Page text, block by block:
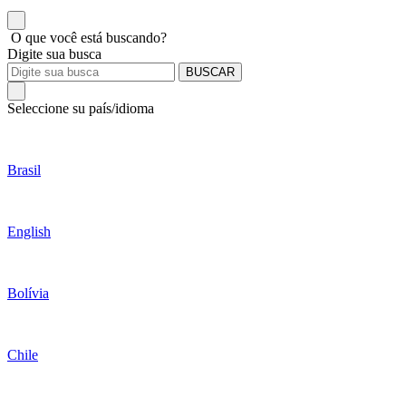
O que você está buscando?
Digite sua busca
BUSCAR
Seleccione su país/idioma
Brasil
English
Bolívia
Chile